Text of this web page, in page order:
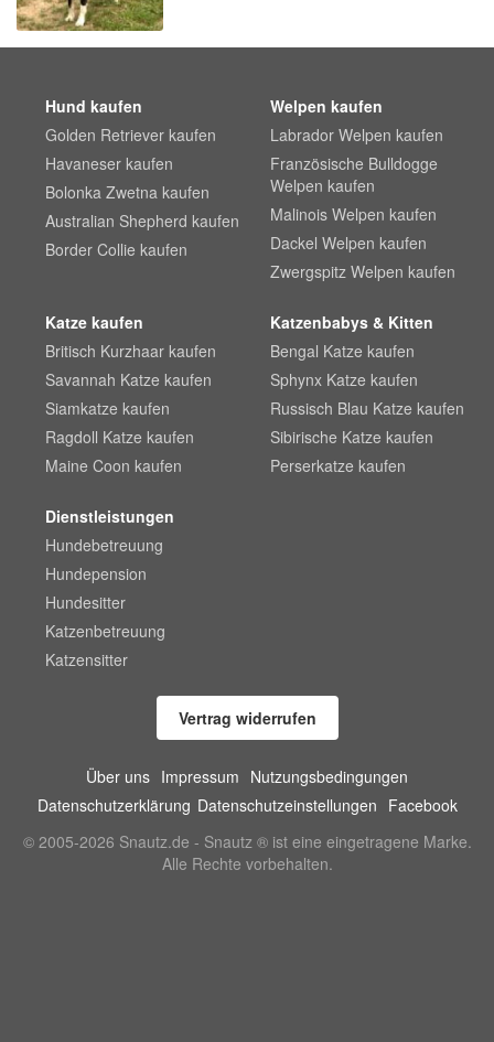
Hund kaufen
Golden Retriever kaufen
Havaneser kaufen
Bolonka Zwetna kaufen
Australian Shepherd kaufen
Border Collie kaufen
Welpen kaufen
Labrador Welpen kaufen
Französische Bulldogge
Welpen kaufen
Malinois Welpen kaufen
Dackel Welpen kaufen
Zwergspitz Welpen kaufen
Katze kaufen
Britisch Kurzhaar kaufen
Savannah Katze kaufen
Siamkatze kaufen
Ragdoll Katze kaufen
Maine Coon kaufen
Katzenbabys & Kitten
Bengal Katze kaufen
Sphynx Katze kaufen
Russisch Blau Katze kaufen
Sibirische Katze kaufen
Perserkatze kaufen
Dienstleistungen
Hundebetreuung
Hundepension
Hundesitter
Katzenbetreuung
Katzensitter
Vertrag widerrufen
Über uns Impressum Nutzungsbedingungen
Datenschutzerklärung Datenschutzeinstellungen Facebook
© 2005-2026 Snautz.de - Snautz ® ist eine eingetragene Marke.
Alle Rechte vorbehalten.